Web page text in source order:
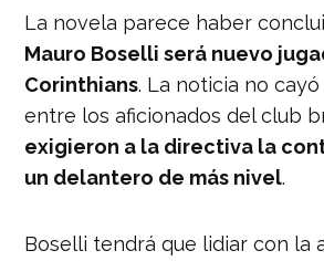
La novela parece haber
Mauro Boselli será nuevo
Corinthians. La noticia no
entre los aficionados del club
exigieron a la directiva la
un delantero de más nivel.
Boselli tendrá que lidiar con la